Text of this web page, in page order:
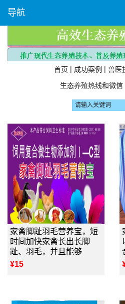
导航
首页 | 成功案例 | 兽医
生态养殖热线和微信
家禽脚趾羽毛营养宝，短
时间加快家禽长出长脚
趾、羽毛，并且能够
¥15